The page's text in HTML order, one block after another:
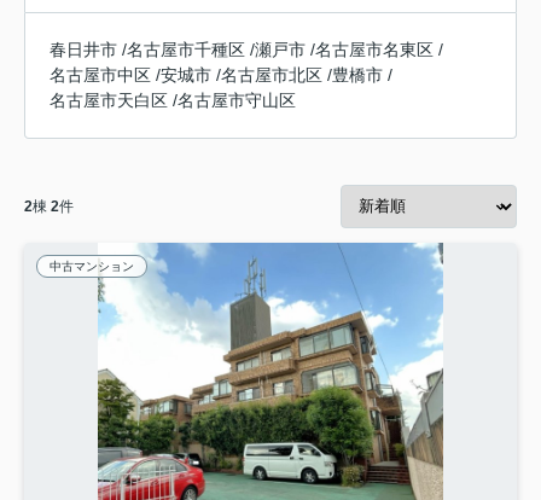
春日井市 /名古屋市千種区 /瀬戸市 /名古屋市名東区 /
名古屋市中区 /安城市 /名古屋市北区 /豊橋市 /
名古屋市天白区 /名古屋市守山区
2棟 2件
中古マンション